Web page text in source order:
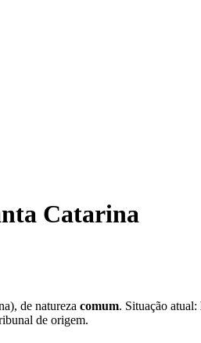
Catarina
), de natureza comum. Situação atual:
de origem.